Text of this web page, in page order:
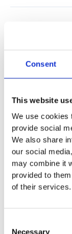
Consent
This website
We use cookies
provide social
We also share
our social
may combine it
provided to
of their services.
Necessary
Produktens
på hemsidan.